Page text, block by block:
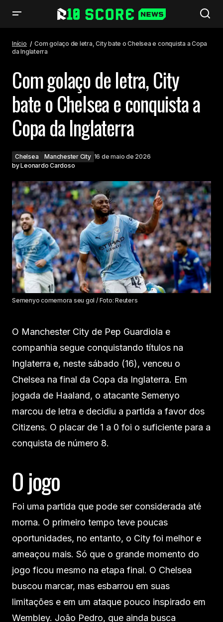
Inglaterra
Início
Com golaço de letra, City bate o Chelsea e conquista a Copa
da Inglaterra
Com golaço de letra, City
bate o Chelsea e conquista a
Copa da Inglaterra
Chelsea Manchester City 16 de maio de 2026
byLeonardo Cardoso
Semenyo comemora seu gol / Foto: Reuters
O Manchester City de Pep Guardiola e
companhia segue conquistando títulos na
Inglaterra e, neste sábado (16), venceu o
Chelsea na final da Copa da Inglaterra. Em
jogada de Haaland, o atacante Semenyo
marcou de letra e decidiu a partida a favor dos
Citizens. O placar de 1 a 0 foi o suficiente para a
conquista de número 8.
O jogo
Foi uma partida que pode ser considerada até
morna. O primeiro tempo teve poucas
oportunidades, no entanto, o City foi melhor e
ameaçou mais. Só que o grande momento do
jogo ficou mesmo na etapa final. O Chelsea
buscou marcar, mas esbarrou em suas
limitações e em um ataque pouco inspirado em
Wembley. João Pedro, que ainda busca